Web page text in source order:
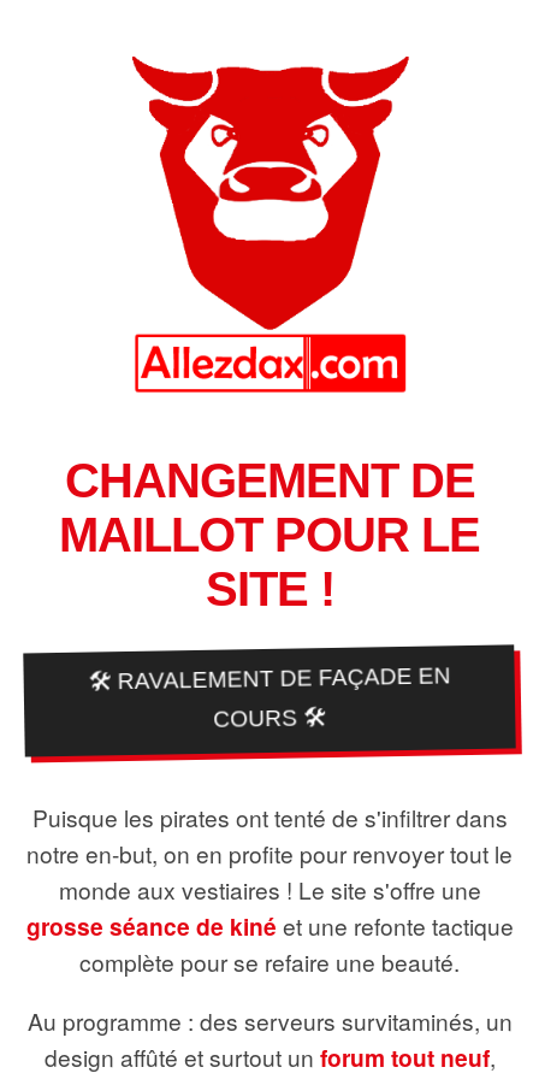
CHANGEMENT DE
MAILLOT POUR LE
SITE !
🛠️ RAVALEMENT DE FAÇADE EN
COURS 🛠️
Puisque les pirates ont tenté de s'infiltrer dans
notre en-but, on en profite pour renvoyer tout le
monde aux vestiaires ! Le site s'offre une
grosse séance de kiné et une refonte tactique
complète pour se refaire une beauté.
Au programme : des serveurs survitaminés, un
design affûté et surtout un forum tout neuf,